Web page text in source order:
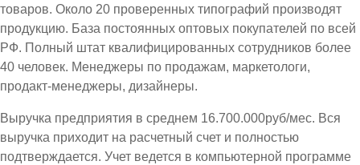
товаров. Около 20 проверенных типографий производят
продукцию. База постоянных оптовых покупателей по всей
РФ. Полный штат квалифицированных сотрудников более
40 человек. Менеджеры по продажам, маркетологи,
продакт-менеджеры, дизайнеры.
Выручка предприятия в среднем 16.700.000руб/мес. Вся
выручка приходит на расчетный счет и полностью
подтверждается. Учет ведется в компьютерной программе